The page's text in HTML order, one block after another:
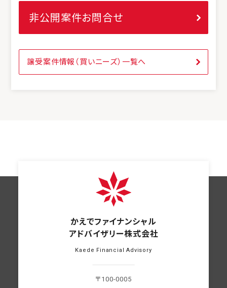
非公開案件お問合せ
譲受案件情報（買いニーズ）一覧へ
かえでファイナンシャル
アドバイザリー株式会社
Kaede Financial Advisory
〒100-0005